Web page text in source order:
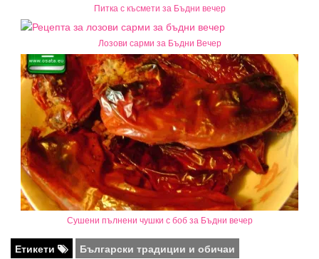
Питка с късмети за Бъдни вечер
Лозови сарми за Бъдни Вечер
Сушени пълнени чушки с боб за Бъдни вечер
Етикети
Български традиции и обичаи